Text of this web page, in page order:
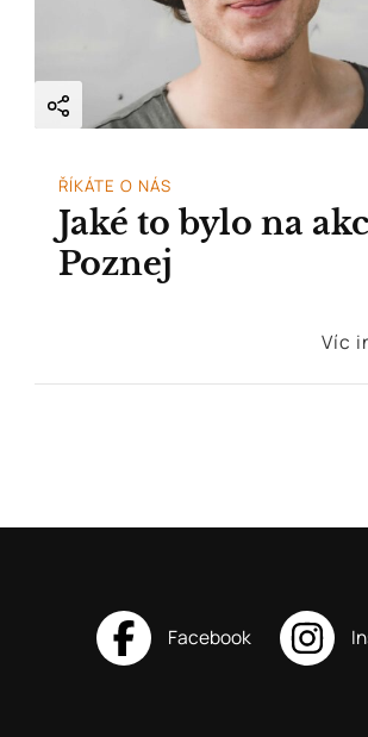
ŘÍKÁTE O NÁS
Jaké to bylo na
Poznej
Víc